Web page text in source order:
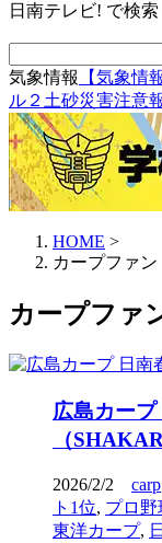
日南テレビ! で検索
気象情報
【気象情
ル２土砂災害注意
HOME >
カープファン
カープファ
広島カー
（
2026/2/2 carp
ト1位, プロ野
東洋カープ,